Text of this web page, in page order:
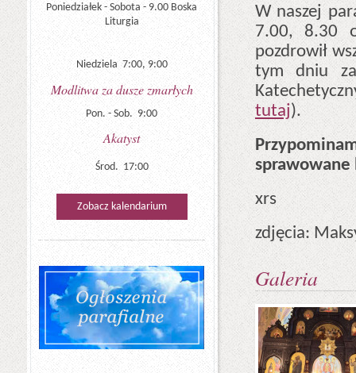
Poniedziałek - Sobota - 9.00 Boska
Liturgia
Niedziela 7:00, 9:00
Modlitwa za dusze zmarłych
Pon. - Sob. 9:00
Akatyst
Środ. 17:00
Zobacz kalendarium
W naszej
7.00, 8.30
pozdrowił
tym dniu
tutaj).
sprawowane
xrs
zdjęcia:
Galeria